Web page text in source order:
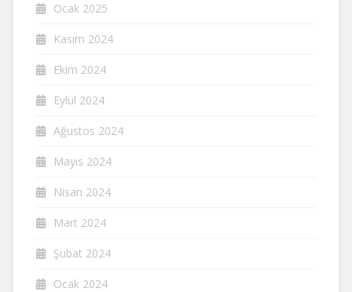
Ocak 2025
Kasım 2024
Ekim 2024
Eylül 2024
Ağustos 2024
Mayıs 2024
Nisan 2024
Mart 2024
Şubat 2024
Ocak 2024